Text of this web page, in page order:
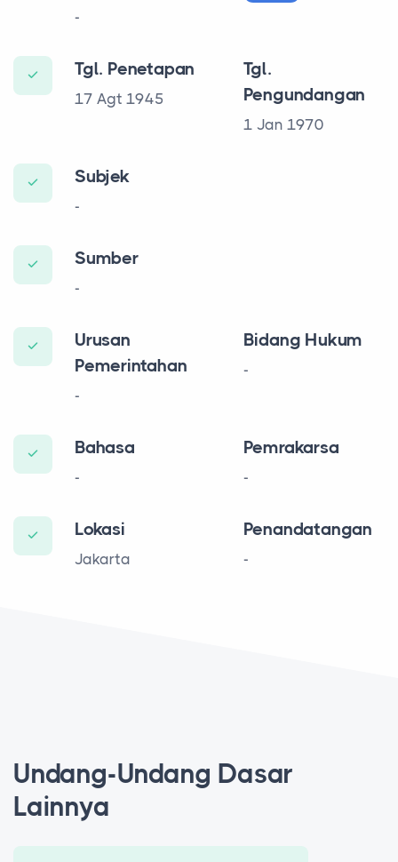
-
Tgl. Penetapan
17 Agt 1945
Tgl.
Pengundangan
1 Jan 1970
Subjek
-
Sumber
-
Urusan
Pemerintahan
-
Bidang Hukum
-
Bahasa
-
Pemrakarsa
-
Lokasi
Jakarta
Penandatangan
-
Undang-Undang Dasar
Lainnya